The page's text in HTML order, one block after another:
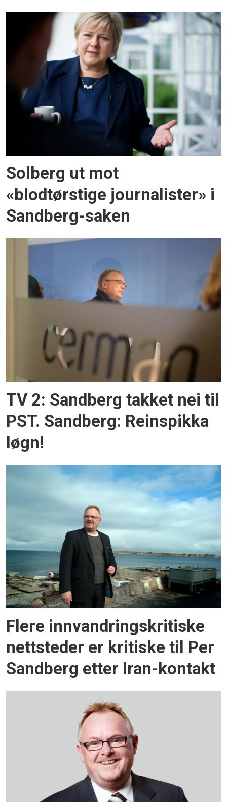
Solberg ut mot
«blodtørstige journalister» i
Sandberg-saken
TV 2: Sandberg takket nei til
PST. Sandberg: Reinspikka
løgn!
Flere innvandringskritiske
nettsteder er kritiske til Per
Sandberg etter Iran-kontakt